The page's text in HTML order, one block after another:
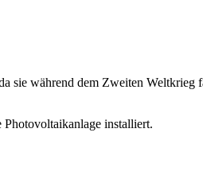
sie während dem Zweiten
installiert.